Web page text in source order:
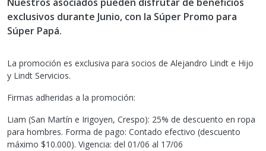
exclusivos durante Junio, con la Súper Promo para
Súper Papá.
La promoción es exclusiva para socios de Alejandro Lindt e Hijo
y Lindt Servicios.
Firmas adheridas a la promoción:
Liam (San Martín e Irigoyen, Crespo): 25% de descuento en ropa
para hombres. Forma de pago: Contado efectivo (descuento
máximo $10.000). Vigencia: del 01/06 al 17/06